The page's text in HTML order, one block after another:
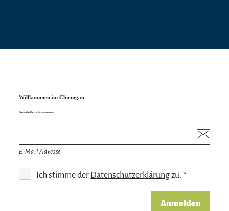
Willkommen im Chiemgau
Newsletter abonnieren
E-Mail Adresse
Ich stimme der Datenschutzerklärungzu. *
Anmelden